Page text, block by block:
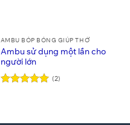
AMBU BÓP BÓNG GIÚP THỞ
Ambu sử dụng một lần cho
người lớn
(2)